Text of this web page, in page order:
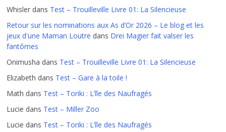
Whisler dans Test – Trouilleville Livre 01: La Silencieuse
Retour sur les nominations aux As d’Or 2026 – Le blog et les
jeux d'une Maman Loutre dans Drei Magier fait valser les
fantômes
Onimusha dans Test – Trouilleville Livre 01: La Silencieuse
Elizabeth dans Test – Gare à la toile !
Math dans Test – Toriki : L’île des Naufragés
Lucie dans Test – Miller Zoo
Lucie dans Test – Toriki : L’île des Naufragés